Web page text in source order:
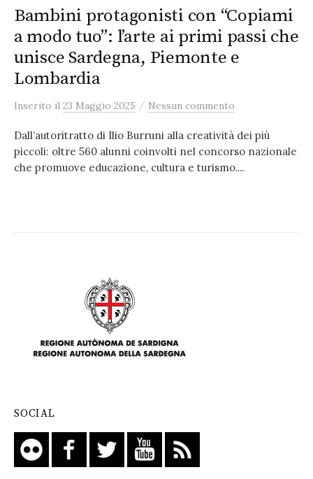
Bambini protagonisti con “Copiami
a modo tuo”: l’arte ai primi passi che
unisce Sardegna, Piemonte e
Lombardia
Inserito il 23 Maggio 2025 / Nessun commento
Dall’autoritratto di Ilio Burruni alla creatività dei più
piccoli: oltre 560 alunni coinvolti nel concorso nazionale
che promuove educazione, cultura e turismo....
SOCIAL